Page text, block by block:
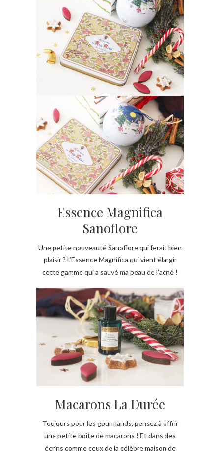
Essence Magnifica
Sanoflore
Une petite nouveauté Sanoflore qui ferait bien
plaisir ? L’Essence Magnifica qui vient élargir
cette gamme qui a sauvé ma peau de l’acné !
Macarons La Durée
Toujours pour les gourmands, pensez à offrir
une petite boîte de macarons ! Et dans des
écrins comme ceux de la célèbre maison de